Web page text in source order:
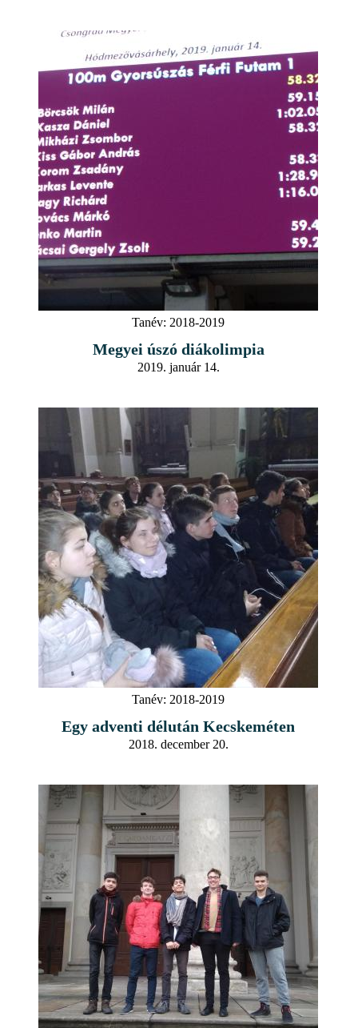
Tanév: 2018-2019
Megyei úszó diákolimpia
2019. január 14.
Tanév: 2018-2019
Egy adventi délután Kecskeméten
2018. december 20.